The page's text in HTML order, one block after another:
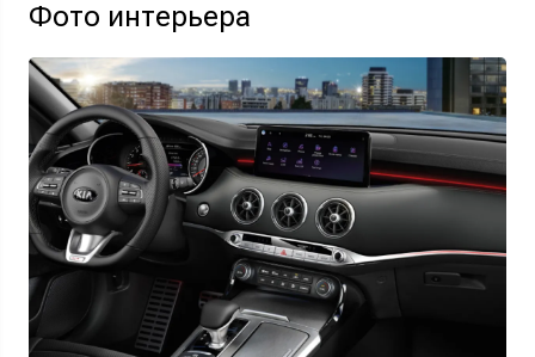
Фото интерьера